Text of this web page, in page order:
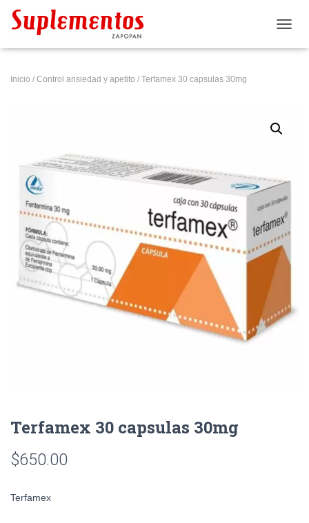
Inicio / Control ansiedad y apetito / Terfamex 30 capsulas 30mg
Terfamex 30 capsulas 30mg
$650.00
Terfamex